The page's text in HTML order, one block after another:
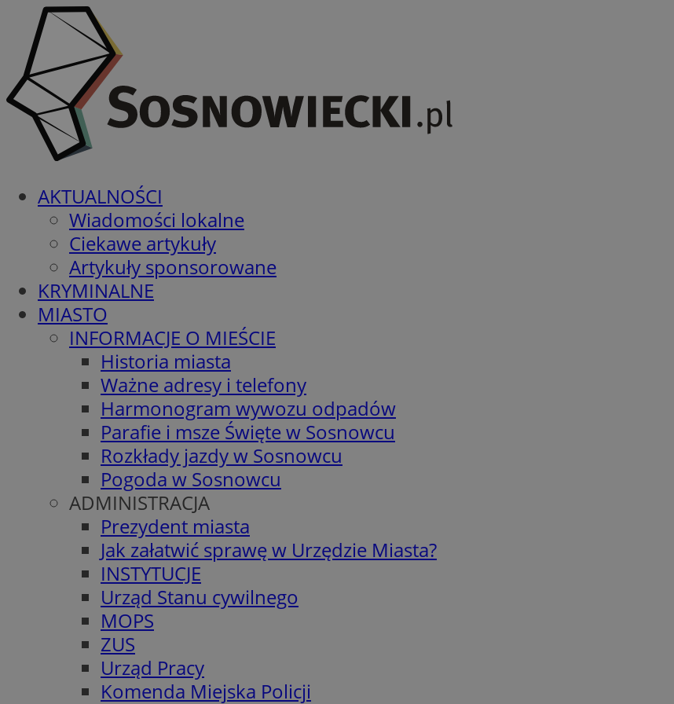
AKTUALNOŚCI
Wiadomości lokalne
Ciekawe artykuły
Artykuły sponsorowane
KRYMINALNE
MIASTO
INFORMACJE O MIEŚCIE
Historia miasta
Ważne adresy i telefony
Harmonogram wywozu odpadów
Parafie i msze Święte w Sosnowcu
Rozkłady jazdy w Sosnowcu
Pogoda w Sosnowcu
ADMINISTRACJA
Prezydent miasta
Jak załatwić sprawę w Urzędzie Miasta?
INSTYTUCJE
Urząd Stanu cywilnego
MOPS
ZUS
Urząd Pracy
Komenda Miejska Policji